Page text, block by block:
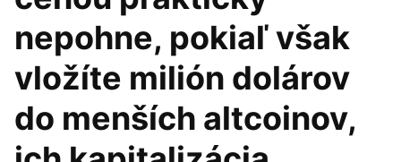
nepohne, pokiaľ však
vložíte milión dolárov
do menších altcoinov,